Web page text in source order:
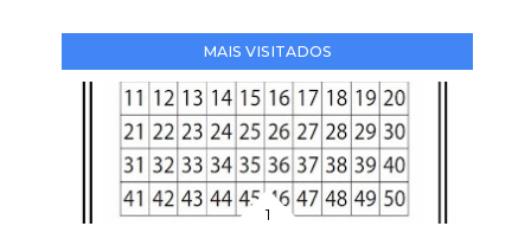
MAIS VISITADOS